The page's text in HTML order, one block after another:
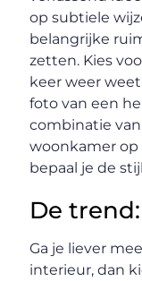
op subtiele
belangrijke
zetten. Kies
keer weer
foto van een
combinatie
woonkamer
bepaal je de
De
Ga je liever
interieur, dan